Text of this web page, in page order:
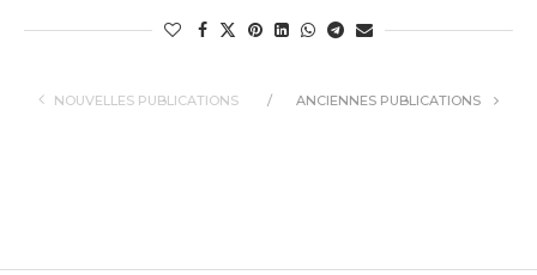
NOUVELLES PUBLICATIONS ANCIENNES PUBLICATIONS